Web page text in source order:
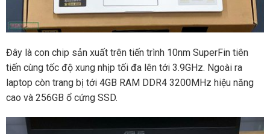
Đây là con chip sản xuất trên tiến trình 10nm SuperFin tiên
tiến cùng tốc độ xung nhịp tối đa lên tới 3.9GHz. Ngoài ra
laptop còn trang bị tới 4GB RAM DDR4 3200MHz hiệu năng
cao và 256GB ổ cứng SSD.